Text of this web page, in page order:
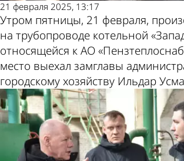
21 февраля 2025, 13:17
Утром пятницы, 21 февраля,
на трубопроводе котельной
относящейся к АО
место выехал замглавы
городскому хозяйству Ильдар